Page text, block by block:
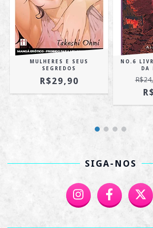
MULHERES E SEUS
SEGREDOS
R$29,90
NO.6
DA
SIGA-NOS